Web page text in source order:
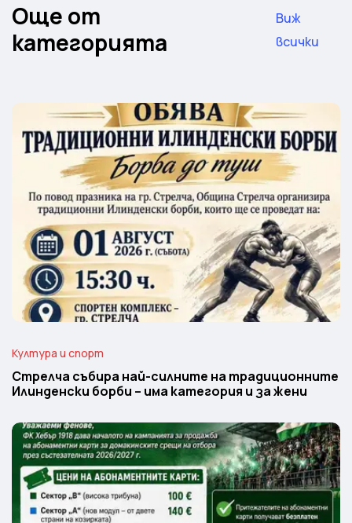
Още от
категорията
Виж
всички
Култура и спорт
Стрелча събира най-силните на традиционните
Илинденски борби – има категория и за жени